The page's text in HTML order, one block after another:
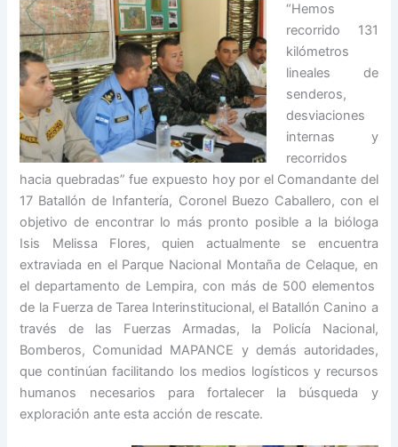
“Hemos
recorrido 131
kilómetros
lineales de
senderos,
desviaciones
internas y
recorridos
hacia quebradas” fue expuesto hoy por el Comandante del
17 Batallón de Infantería, Coronel Buezo Caballero, con el
objetivo de encontrar lo más pronto posible a la bióloga
Isis Melissa Flores, quien actualmente se encuentra
extraviada en el Parque Nacional Montaña de Celaque, en
el departamento de Lempira, con más de 500 elementos
de la Fuerza de Tarea Interinstitucional, el Batallón Canino a
través de las Fuerzas Armadas, la Policía Nacional,
Bomberos, Comunidad MAPANCE y demás autoridades,
que continúan facilitando los medios logísticos y recursos
humanos necesarios para fortalecer la búsqueda y
exploración ante esta acción de rescate.